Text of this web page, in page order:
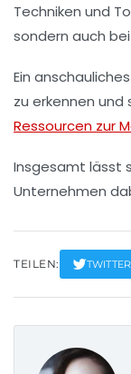
Techniken und
sondern auch
Ein
zu erkennen
Ressourcen zur
Insgesamt lässt
Unternehmen
TEILEN: TWITTER